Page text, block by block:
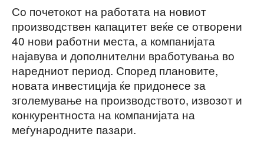
Со почетокот на работата на новиот
производствен капацитет веќе се отворени
40 нови работни места, а компанијата
најавува и дополнителни вработувања во
наредниот период. Според плановите,
новата инвестиција ќе придонесе за
зголемување на производството, извозот и
конкурентноста на компанијата на
меѓународните пазари.